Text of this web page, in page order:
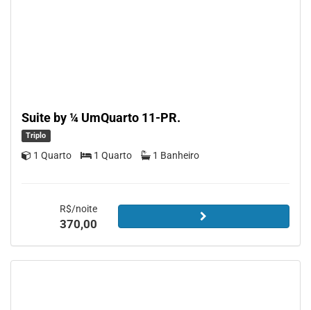
Suite by ¼ UmQuarto 11-PR.
Triplo
1 Quarto 1 Quarto 1 Banheiro
R$/noite
370,00